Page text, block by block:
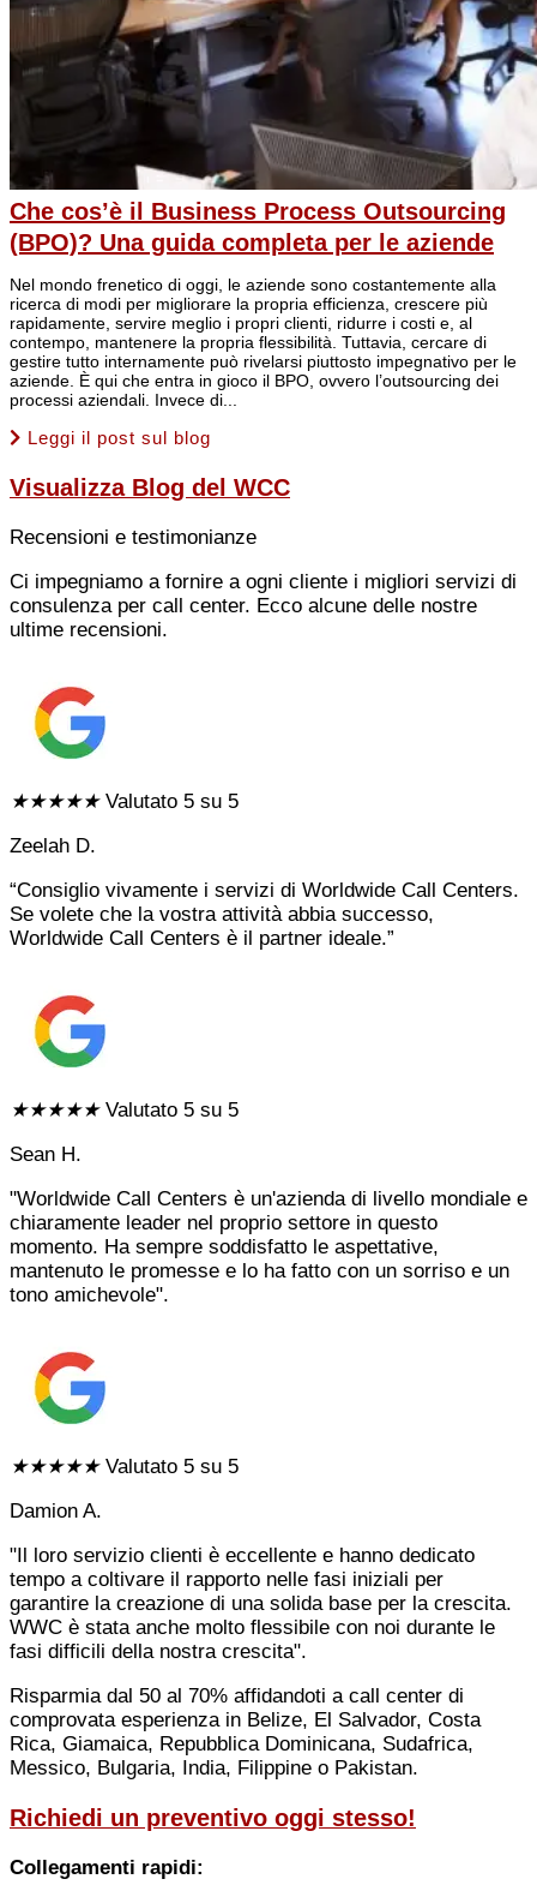
Che cos’è il Business Process Outsourcing
(BPO)? Una guida completa per le aziende
Nel mondo frenetico di oggi, le aziende sono costantemente alla
ricerca di modi per migliorare la propria efficienza, crescere più
rapidamente, servire meglio i propri clienti, ridurre i costi e, al
contempo, mantenere la propria flessibilità. Tuttavia, cercare di
gestire tutto internamente può rivelarsi piuttosto impegnativo per le
aziende. È qui che entra in gioco il BPO, ovvero l’outsourcing dei
processi aziendali. Invece di...
Leggi il post sul blog
Visualizza Blog del WCC
Recensioni e testimonianze
Ci impegniamo a fornire a ogni cliente i migliori servizi di
consulenza per call center. Ecco alcune delle nostre
ultime recensioni.
★★★★★ Valutato 5 su 5
Zeelah D.
“Consiglio vivamente i servizi di Worldwide Call Centers.
Se volete che la vostra attività abbia successo,
Worldwide Call Centers è il partner ideale.”
★★★★★ Valutato 5 su 5
Sean H.
"Worldwide Call Centers è un'azienda di livello mondiale e
chiaramente leader nel proprio settore in questo
momento. Ha sempre soddisfatto le aspettative,
mantenuto le promesse e lo ha fatto con un sorriso e un
tono amichevole".
★★★★★ Valutato 5 su 5
Damion A.
"Il loro servizio clienti è eccellente e hanno dedicato
tempo a coltivare il rapporto nelle fasi iniziali per
garantire la creazione di una solida base per la crescita.
WWC è stata anche molto flessibile con noi durante le
fasi difficili della nostra crescita".
Risparmia dal 50 al 70% affidandoti a call center di
comprovata esperienza in Belize, El Salvador, Costa
Rica, Giamaica, Repubblica Dominicana, Sudafrica,
Messico, Bulgaria, India, Filippine o Pakistan.
Richiedi un preventivo oggi stesso!
Collegamenti rapidi: